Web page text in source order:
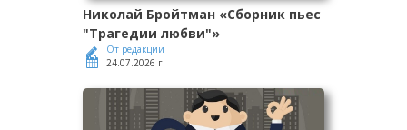
Николай Бройтман «Сборник пьес
"Трагедии любви"»
От редакции
24.07.2026 г.